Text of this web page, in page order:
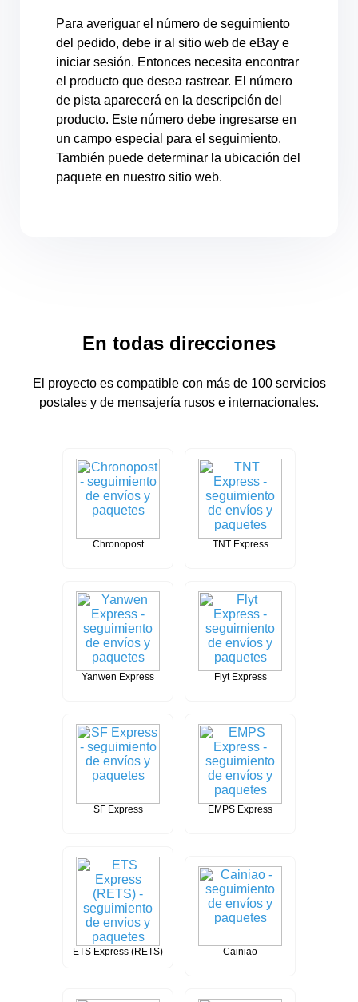
Para averiguar el número de seguimiento
del pedido, debe ir al sitio web de eBay e
iniciar sesión. Entonces necesita encontrar
el producto que desea rastrear. El número
de pista aparecerá en la descripción del
producto. Este número debe ingresarse en
un campo especial para el seguimiento.
También puede determinar la ubicación del
paquete en nuestro sitio web.
En todas direcciones
El proyecto es compatible con más de 100 servicios
postales y de mensajería rusos e internacionales.
Chronopost TNT Express
Yanwen Express Flyt Express
SF Express EMPS Express
ETS Express (RETS) Cainiao